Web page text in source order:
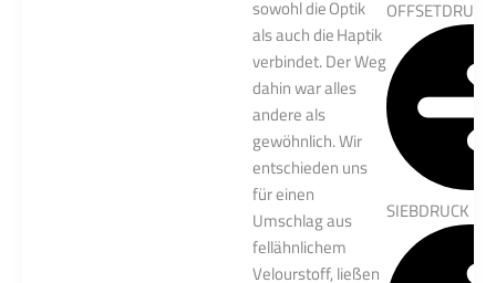
sowohl die Optik
als auch die Haptik
verbindet. Der Weg
dahin war alles
andere als
gewöhnlich. Wir
entschieden uns
für einen
Umschlag aus
fellähnlichem
Velourstoff, ließen
OFFSETDRUCK
SIEBDRUCK